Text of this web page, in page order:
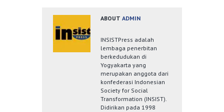
ABOUTADMIN
INSISTPress adalah
lembaga penerbitan
berkedudukan di
Yogyakarta yang
merupakan anggota dari
konfederasi Indonesian
Society for Social
Transformation (INSIST).
Didirikan pada 1998